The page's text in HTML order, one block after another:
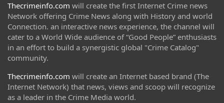
Thecrimeinfo.com will create the first Internet Crime news
Network offering Crime News along with History and world
Connection. an interactive news experience, the channel will
cater to a World Wide audience of “Good People” enthusiasts
in an effort to build a synergistic global "Crime Catalog"
community.
Thecrimeinfo.com will create an Internet based brand (The
Internet Network) that news, views and scoop will recognize
as a leader in the Crime Media world.